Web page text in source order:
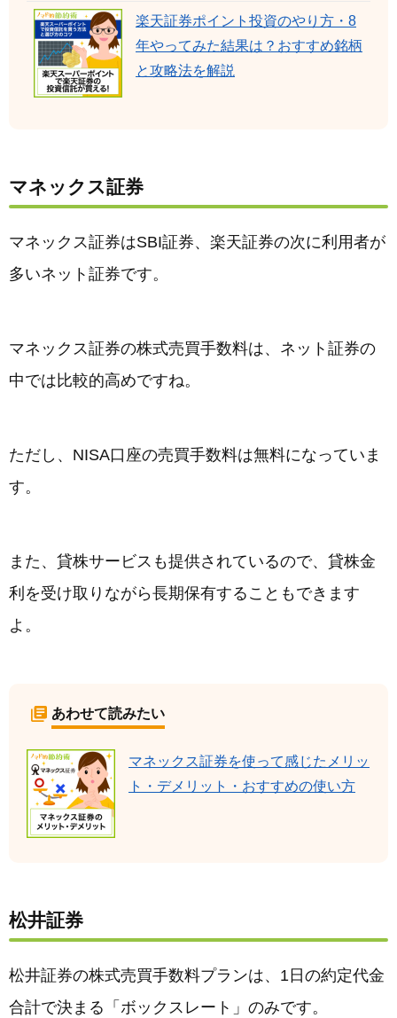
楽天証券ポイント投資のやり方・8
年やってみた結果は？おすすめ銘柄
と攻略法を解説
マネックス証券
マネックス証券はSBI証券、楽天証券の次に利用者が
多いネット証券です。
マネックス証券の株式売買手数料は、ネット証券の
中では比較的高めですね。
ただし、NISA口座の売買手数料は無料になっていま
す。
また、貸株サービスも提供されているので、貸株金
利を受け取りながら長期保有することもできます
よ。
あわせて読みたい
マネックス証券を使って感じたメリッ
ト・デメリット・おすすめの使い方
松井証券
松井証券の株式売買手数料プランは、1日の約定代金
合計で決まる「ボックスレート」のみです。